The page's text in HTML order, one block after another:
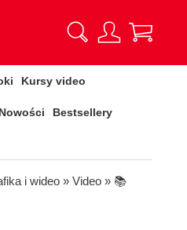
Kursy video
Nowości Bestsellery
i wideo » Video » 📚